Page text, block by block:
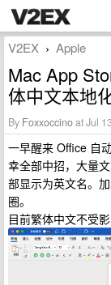
V2EX › Apple
Mac App
体中文本地
By Foxxoccinoat Jul
一早醒来 Office 自
幸全部中招，大量
部显示为英文名。
圈。
目前繁体中文不受影